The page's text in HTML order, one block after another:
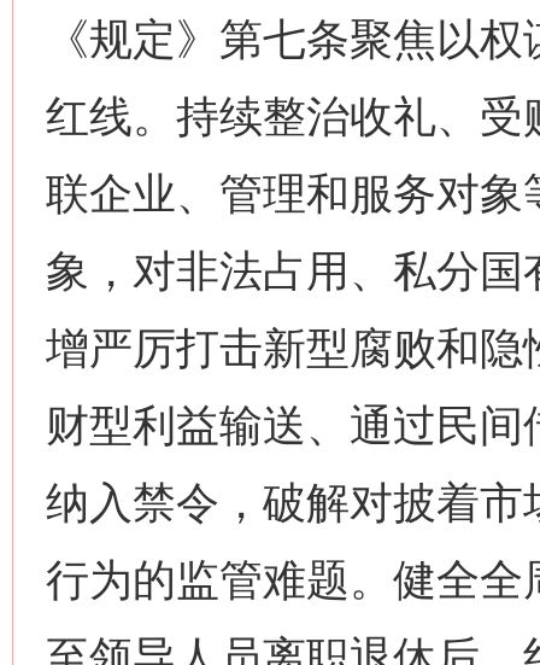
《规定》第七条聚焦以
红线。持续整治收礼、
联企业、管理和服务对
象，对非法占用、私分
增严厉打击新型腐败和
财型利益输送、通过民
纳入禁令，破解对披着
行为的监管难题。健全